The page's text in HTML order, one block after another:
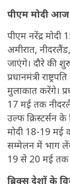
पीएम मोदी आज
पीएम नरेंद्र
अमीरात,
जाएंगे। दौरे की
प्रधानमंत्री
मुलाकात करेंगे।
17 मई तक
उल्फ क्रिस्टर्सन के
मोदी 18-19 मई
सम्मेलन में भाग
19 से 20 मई तक
ब्रिक्स देशों के